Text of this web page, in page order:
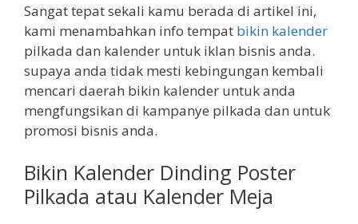
Sangat tepat sekali kamu berada di artikel ini,
kami menambahkan info tempat bikin kalender
pilkada dan kalender untuk iklan bisnis anda.
supaya anda tidak mesti kebingungan kembali
mencari daerah bikin kalender untuk anda
mengfungsikan di kampanye pilkada dan untuk
promosi bisnis anda.
Bikin Kalender Dinding Poster
Pilkada atau Kalender Meja